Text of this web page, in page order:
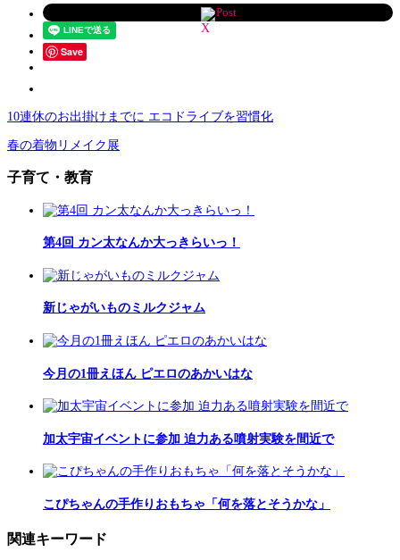
Post
Save
10連休のお出掛けまでに エコドライブを習慣化
春の着物リメイク展
子育て・教育
第4回 カン太なんか大っきらいっ！
新じゃがいものミルクジャム
今月の1冊えほん ピエロのあかいはな
加太宇宙イベントに参加 迫力ある噴射実験を間近で
こぴちゃんの手作りおもちゃ「何を落とそうかな」
関連キーワード